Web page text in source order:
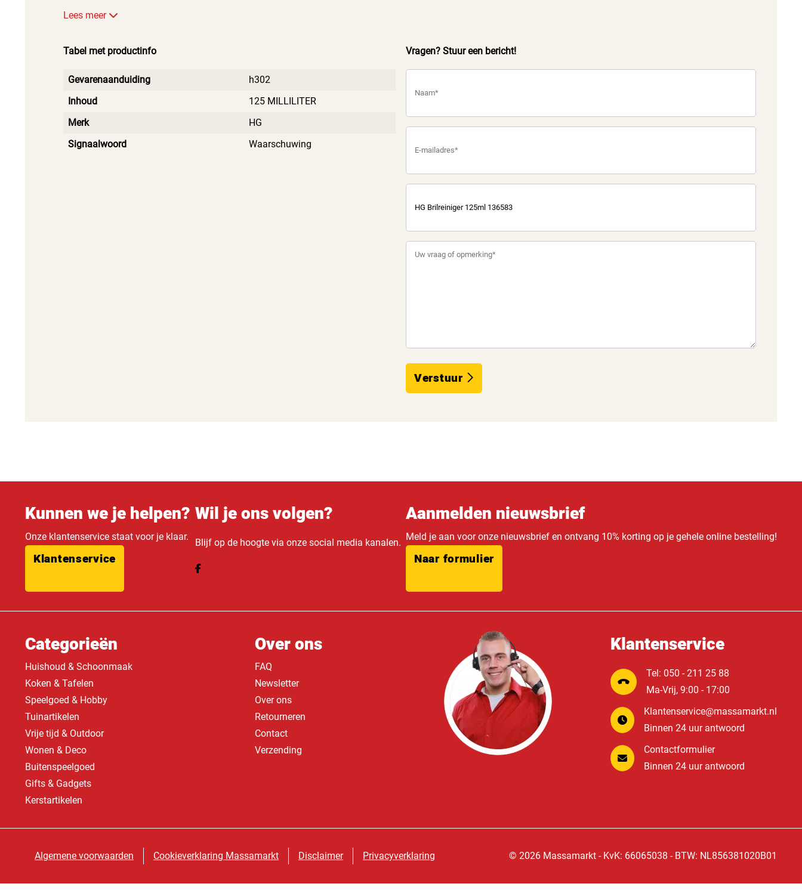
Lees meer
Tabel met productinfo
Gevarenaanduiding
h302
Inhoud
125 MILLILITER
Merk
HG
Signaalwoord
Waarschuwing
Vragen? Stuur een bericht!
Verstuur
Kunnen we je helpen?
Onze klantenservice staat voor je klaar.
Klantenservice
Wil je ons volgen?
Blijf op de hoogte via onze social media kanalen.
Aanmelden nieuwsbrief
Meld je aan voor onze nieuwsbrief en ontvang 10% korting op je gehele online bestelling!
Naar formulier
Categorieën
Huishoud & Schoonmaak
Koken & Tafelen
Speelgoed & Hobby
Tuinartikelen
Vrije tijd & Outdoor
Wonen & Deco
Buitenspeelgoed
Gifts & Gadgets
Kerstartikelen
Over ons
FAQ
Newsletter
Over ons
Retourneren
Contact
Verzending
Klantenservice
Tel: 050 - 211 25 88
Ma-Vrij, 9:00 - 17:00
Klantenservice@massamarkt.nl
Binnen 24 uur antwoord
Contactformulier
Binnen 24 uur antwoord
Algemene voorwaarden Cookieverklaring Massamarkt Disclaimer Privacyverklaring © 2026 Massamarkt - KvK: 66065038 - BTW: NL856381020B01